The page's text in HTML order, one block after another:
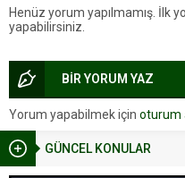
GÜNCEL KONULAR
Henüz yorum yapılmamış. İlk
yapabilirsiniz.
BİR YORUM YAZ
Yorum yapabilmek için oturum